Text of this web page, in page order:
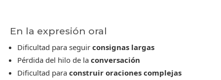
En la expresión oral
Dificultad para seguir consignas largas
Pérdida del hilo de la conversación
Dificultad para construir oraciones complejas